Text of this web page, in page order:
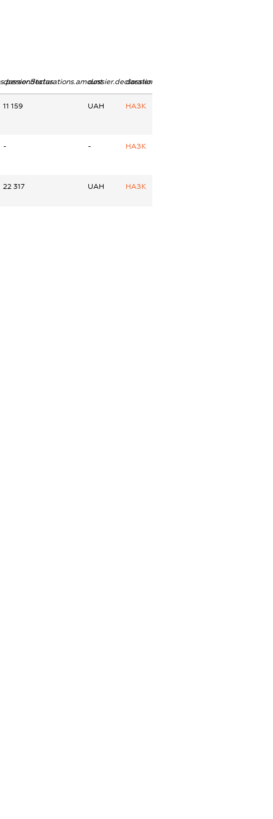
dossier.declarations.amountdossier.declarations.currency
dossier.declarations.source
11 159 UAH НАЗК
- - НАЗК
22 317 UAH НАЗК